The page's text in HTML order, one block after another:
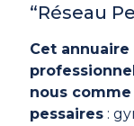
“Réseau
Cet
nous
pessaires :